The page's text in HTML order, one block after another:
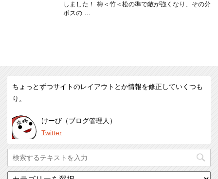
しました！ 梅＜竹＜松の準で敵が強くなり、その分
ボスの …
ちょっとずつサイトのレイアウトとか情報を修正していくつも
り。
けーび（ブログ管理人）
Twitter